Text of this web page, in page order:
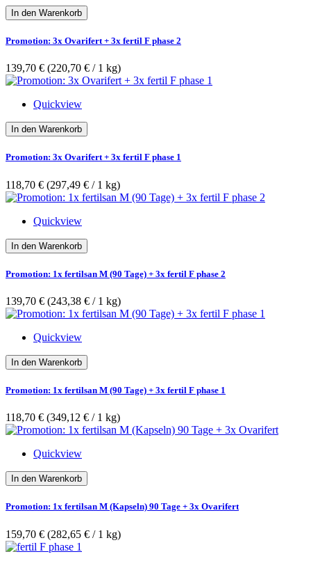
In den Warenkorb
Promotion: 3x Ovarifert + 3x fertil F phase 2
139,70 € (220,70 €­ / 1 kg)
Quickview
In den Warenkorb
Promotion: 3x Ovarifert + 3x fertil F phase 1
118,70 € (297,49 €­ / 1 kg)
Quickview
In den Warenkorb
Promotion: 1x fertilsan M (90 Tage) + 3x fertil F phase 2
139,70 € (243,38 €­ / 1 kg)
Quickview
In den Warenkorb
Promotion: 1x fertilsan M (90 Tage) + 3x fertil F phase 1
118,70 € (349,12 €­ / 1 kg)
Quickview
In den Warenkorb
Promotion: 1x fertilsan M (Kapseln) 90 Tage + 3x Ovarifert
159,70 € (282,65 €­ / 1 kg)